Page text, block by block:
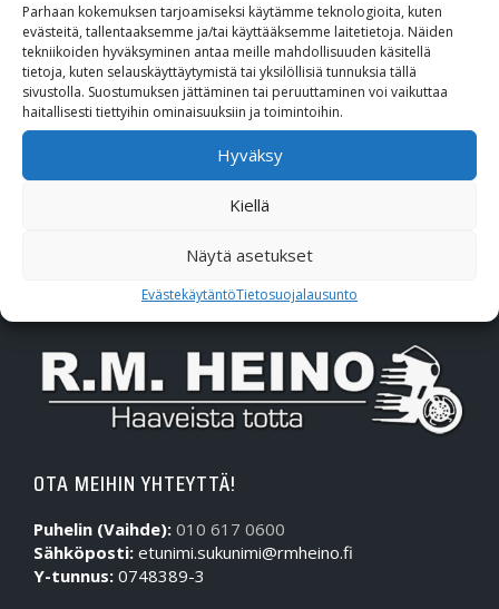
Parhaan kokemuksen tarjoamiseksi käytämme teknologioita, kuten
evästeitä, tallentaaksemme ja/tai käyttääksemme laitetietoja. Näiden
tekniikoiden hyväksyminen antaa meille mahdollisuuden käsitellä
tietoja, kuten selauskäyttäytymistä tai yksilöllisiä tunnuksia tällä
sivustolla. Suostumuksen jättäminen tai peruuttaminen voi vaikuttaa
haitallisesti tiettyihin ominaisuuksiin ja toimintoihin.
Hyväksy
Kiellä
Näytä asetukset
EvästekäytäntöTietosuojalausunto
Poistotori
Polaris
Suzuki
SW-Motech
OTA MEIHIN YHTEYTTÄ!
Puhelin (Vaihde): 010 617 0600
Sähköposti: etunimi.sukunimi@rmheino.fi
Y-tunnus: 0748389-3